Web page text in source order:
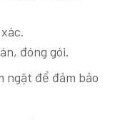
đóng gói.
ngặt để đảm bảo